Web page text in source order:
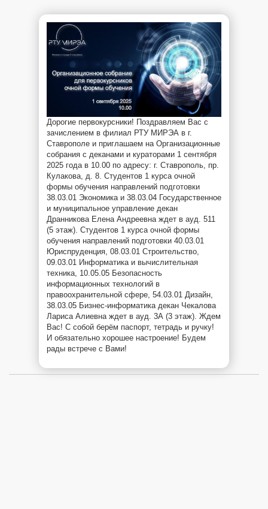
Дорогие первокурсники! Поздравляем Вас с
зачислением в филиал РТУ МИРЭА в г.
Ставрополе и приглашаем на Организационные
собрания с деканами и кураторами 1 сентября
2025 года в 10.00 по адресу: г. Ставрополь, пр.
Кулакова, д. 8. Студентов 1 курса очной
формы обучения направлений подготовки
38.03.01 Экономика и 38.03.04 Государственное
и муниципальное управление декан
Дранникова Елена Андреевна ждет в ауд. 511
(5 этаж). Студентов 1 курса очной формы
обучения направлений подготовки 40.03.01
Юриспруденция, 08.03.01 Строительство,
09.03.01 Информатика и вычислительная
техника, 10.05.05 Безопасность
информационных технологий в
правоохранительной сфере, 54.03.01 Дизайн,
38.03.05 Бизнес-информатика декан Чекалова
Лариса Алиевна ждет в ауд. 3А (3 этаж). Ждем
Вас! С собой берём паспорт, тетрадь и ручку!
И обязательно хорошее настроение! Будем
рады встрече с Вами!